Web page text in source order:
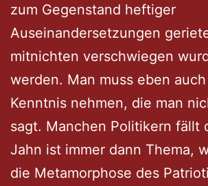
zum Gegenstand heftiger
Auseinandersetzungen
mitnichten verschwiegen
werden. Man muss eben
Kenntnis nehmen, die man
sagt. Manchen Politikern fällt
Jahn ist immer dann Thema,
die Metamorphose des